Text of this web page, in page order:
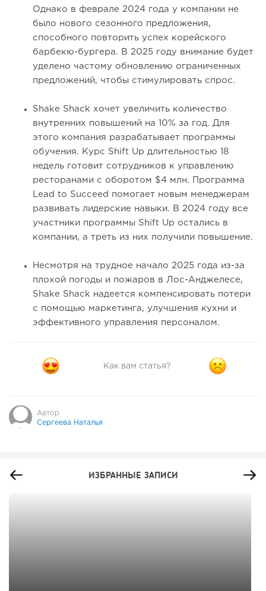
Однако в феврале 2024 года у компании не
было нового сезонного предложения,
способного повторить успех корейского
барбекю-бургера. В 2025 году внимание будет
уделено частому обновлению ограниченных
предложений, чтобы стимулировать спрос.
Shake Shack хочет увеличить количество
внутренних повышений на 10% за год. Для
этого компания разрабатывает программы
обучения. Курс Shift Up длительностью 18
недель готовит сотрудников к управлению
ресторанами с оборотом $4 млн. Программа
Lead to Succeed помогает новым менеджерам
развивать лидерские навыки. В 2024 году все
участники программы Shift Up остались в
компании, а треть из них получили повышение.
Несмотря на трудное начало 2025 года из-за
плохой погоды и пожаров в Лос-Анджелесе,
Shake Shack надеется компенсировать потери
с помощью маркетинга, улучшения кухни и
эффективного управления персоналом.
Как вам статья?
Автор
Сергеева Наталья
ИЗБРАННЫЕ ЗАПИСИ